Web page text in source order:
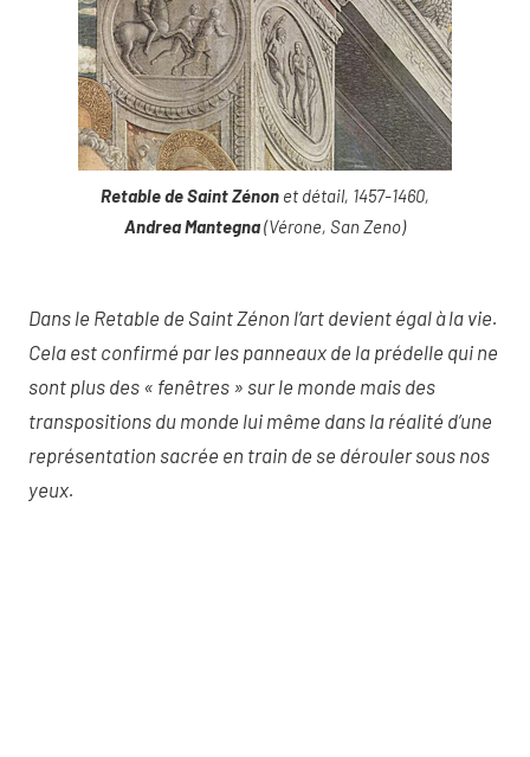
Retable de Saint Zénon et détail, 1457-1460,
Andrea Mantegna(Vérone, San Zeno)
Dans le Retable de Saint Zénon l’art devient égal à la vie.
Cela est confirmé par les panneaux de la prédelle qui ne
sont plus des « fenêtres » sur le monde mais des
transpositions du monde lui même dans la réalité d’une
représentation sacrée en train de se dérouler sous nos
yeux.